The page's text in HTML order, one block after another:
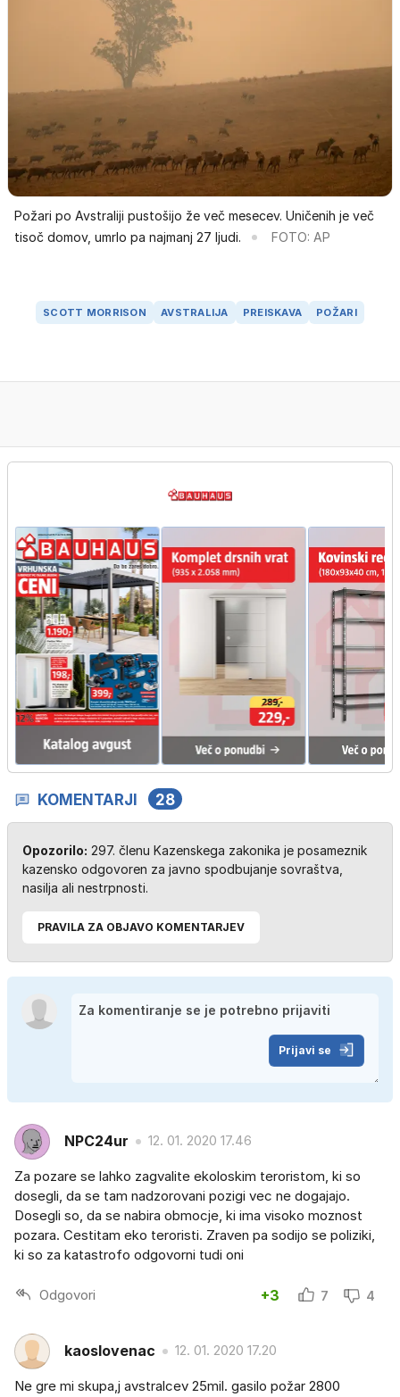
Požari po Avstraliji pustošijo že več mesecev. Uničenih je več
tisoč domov, umrlo pa najmanj 27 ljudi.
FOTO: AP
SCOTT MORRISON AVSTRALIJA PREISKAVA POŽARI
KOMENTARJI 28
Opozorilo: 297. členu Kazenskega zakonika je posameznik
kazensko odgovoren za javno spodbujanje sovraštva,
nasilja ali nestrpnosti.
PRAVILA ZA OBJAVO KOMENTARJEV
Prijavi se
NPC24ur 12. 01. 2020 17.46
Za pozare se lahko zagvalite ekoloskim teroristom, ki so
dosegli, da se tam nadzorovani pozigi vec ne dogajajo.
Dosegli so, da se nabira obmocje, ki ima visoko moznost
pozara. Cestitam eko teroristi. Zraven pa sodijo se poliziki,
ki so za katastrofo odgovorni tudi oni
Odgovori +3 7 4
kaoslovenac 12. 01. 2020 17.20
Ne gre mi skupa,j avstralcev 25mil. gasilo požar 2800